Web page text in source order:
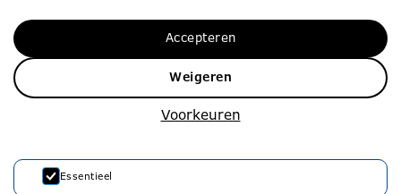
010 – 453 75 00
info@rvko.nl
Adresgegevens
3033 HJ Rotterdam
Voorkeuren
Weigeren
Accepteren
Essentieel